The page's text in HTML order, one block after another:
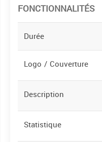
FONCTIONNALITÉS
Durée
Logo / Couverture
Description
Statistique